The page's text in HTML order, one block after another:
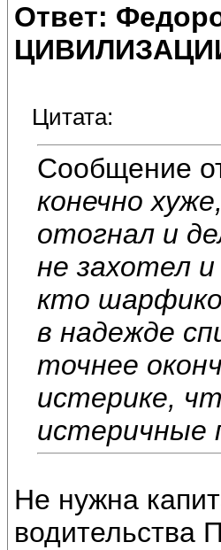
Ответ:
Цитата:
Сообщение
конечно
отогнал и
не захотел и
кто
в надежде
точнее
истерике,
истеричные
Не нужна
водительства